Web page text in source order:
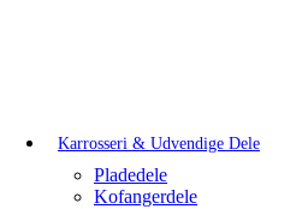
Karrosseri & Udvendige Dele
Pladedele
Kofangerdele